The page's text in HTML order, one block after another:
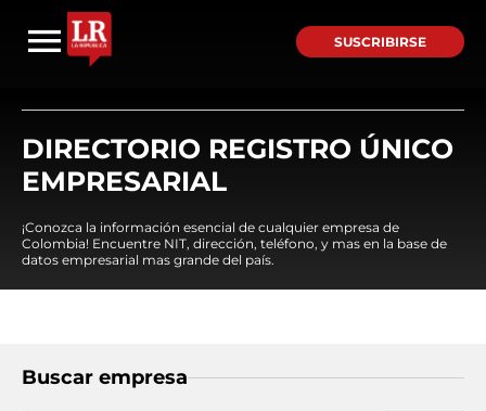
SUSCRIBIRSE
DIRECTORIO REGISTRO ÚNICO
EMPRESARIAL
¡Conozca la información esencial de cualquier empresa de
Colombia! Encuentre NIT, dirección, teléfono, y mas en la base de
datos empresarial mas grande del país.
Buscar empresa